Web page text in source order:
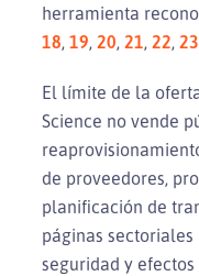
herramienta
18, 19, 20, 21, 22, 23
El límite de la
Science no vende
de proveedores,
planificación de
páginas
seguridad y